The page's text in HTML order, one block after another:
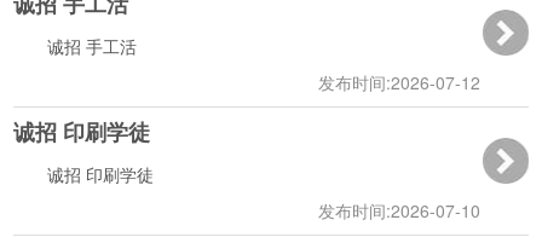
发布时间:2026-07-12
诚招 手工活
诚招 印刷学徒
发布时间:2026-07-10
诚招 印刷学徒